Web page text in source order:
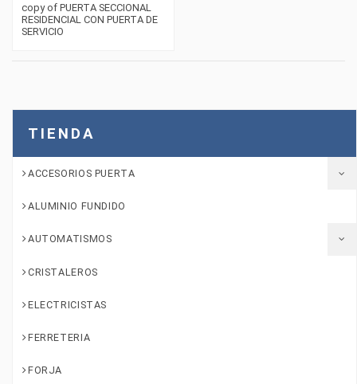
copy of PUERTA SECCIONAL
RESIDENCIAL CON PUERTA DE
SERVICIO
TIENDA
ACCESORIOS PUERTA
ALUMINIO FUNDIDO
AUTOMATISMOS
CRISTALEROS
ELECTRICISTAS
FERRETERIA
FORJA